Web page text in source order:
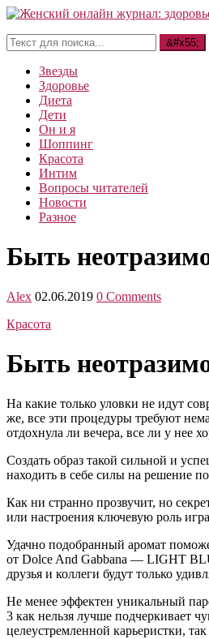
Звезды
Здоровье
Диета
Дети
Он и я
Шоппинг
Красота
Интим
Вопросы читателей
Новости
Разное
Быть
Alex 02.06.2019 0 Comments
Красота
Быть
На какие только уловки не идут
же, все эти процедуры требуют
отдохнула ли вечера, все ли у нее
Создать образ такой сильной и
находить в себе силы на решение
Как ни странно прозвучит, но
или настроения ключевую роль
Удачно подобранный аромат
от Dolce And Gabbana — LIGHT
друзья и коллеги будут только
Не менее эффектен уникальный
3 как нельзя лучше подчеркивает
целеустремленной карьеристки,